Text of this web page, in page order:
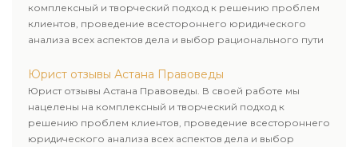
комплексный и творческий подход к решению проблем
клиентов, проведение всестороннего юридического
анализа всех аспектов дела и выбор рационального пути
Юрист отзывы Астана Правоведы
Юрист отзывы Астана Правоведы. В своей работе мы
нацелены на комплексный и творческий подход к
решению проблем клиентов, проведение всестороннего
юридического анализа всех аспектов дела и выбор